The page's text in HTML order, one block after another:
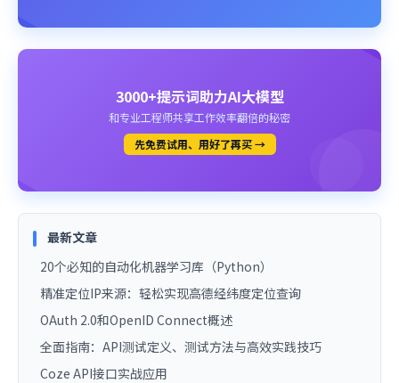
3000+提示词助力AI大模型
和专业工程师共享工作效率翻倍的秘密
先免费试用、用好了再买 →
最新文章
20个必知的自动化机器学习库（Python）
精准定位IP来源：轻松实现高德经纬度定位查询
OAuth 2.0和OpenID Connect概述
全面指南：API测试定义、测试方法与高效实践技巧
Coze API接口实战应用